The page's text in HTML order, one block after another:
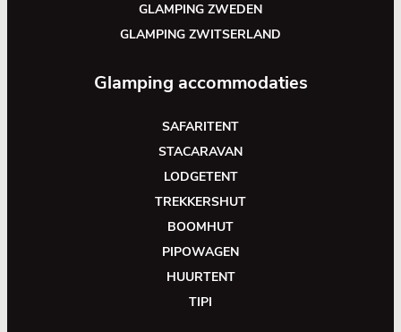
GLAMPING ZWEDEN
GLAMPING ZWITSERLAND
Glamping accommodaties
SAFARITENT
STACARAVAN
LODGETENT
TREKKERSHUT
BOOMHUT
PIPOWAGEN
HUURTENT
TIPI